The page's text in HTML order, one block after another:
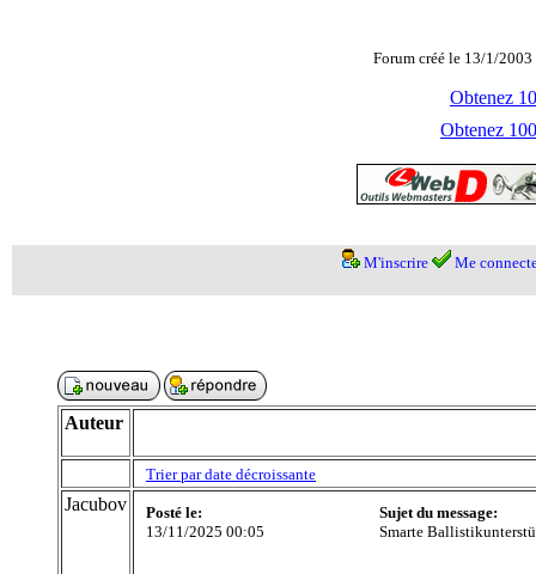
Forum créé le 13/1/
Obtenez
Obtenez
M'inscrire Me
Auteur
Trier par date décroissante
Jacubov
Posté le:
13/11/2025 00:05
Sujet du message:
Smarte